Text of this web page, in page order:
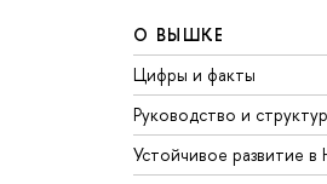
О ВЫШКЕ
Цифры и факты
Руководство и
Устойчивое развитие